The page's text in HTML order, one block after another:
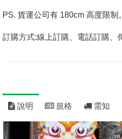
PS. 貨運公司有 180cm 高度限制。
訂購方式:線上訂購、電話訂購、
說明 規格 需知